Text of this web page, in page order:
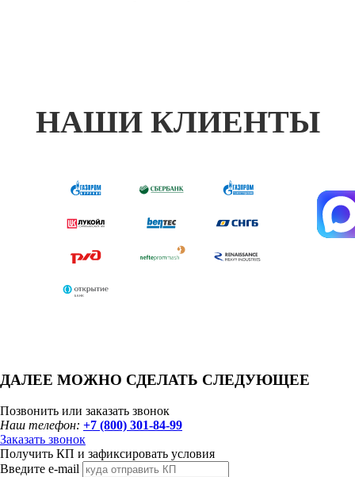
НАШИ КЛИЕНТЫ
ДАЛЕЕ МОЖНО СДЕЛАТЬ СЛЕДУЮЩЕЕ
Позвонить или заказать звонок
Наш телефон: +7 (800) 301-84-99
Заказать звонок
Получить КП и зафиксировать условия
Введите e-mail